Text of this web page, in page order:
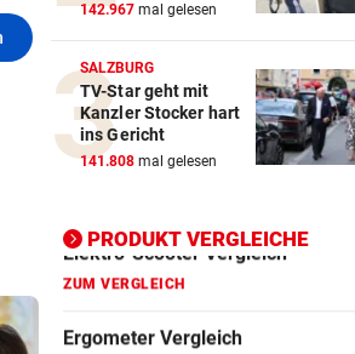
142.967 mal gelesen
SALZBURG
TV-Star geht mit
Kanzler Stocker hart
ins Gericht
141.808 mal gelesen
PRODUKT VERGLEICHE
ZUM VERGLEICH
Elektro-Scooter Vergleich
ZUM VERGLEICH
ZUM VERGLEICH
Fahrrad Test